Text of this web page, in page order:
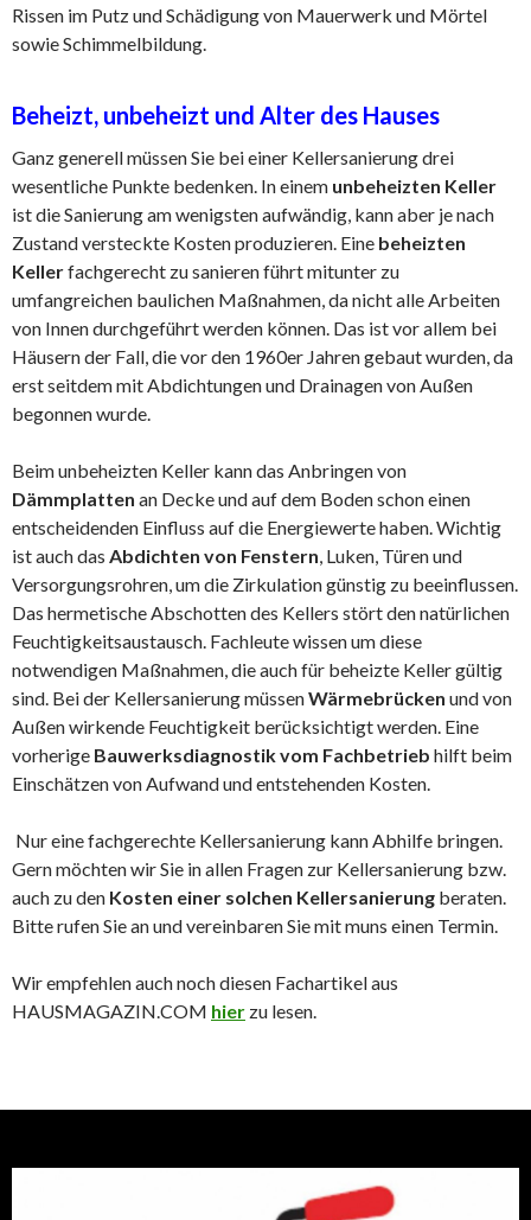
Rissen im Putz und Schädigung von Mauerwerk und Mörtel
sowie Schimmelbildung.
Beheizt, unbeheizt und Alter des Hauses
Ganz generell müssen Sie bei einer Kellersanierung drei
wesentliche Punkte bedenken. In einem unbeheizten Keller
ist die Sanierung am wenigsten aufwändig, kann aber je nach
Zustand versteckte Kosten produzieren. Eine beheizten
Kellerfachgerecht zu sanieren führt mitunter zu
umfangreichen baulichen Maßnahmen, da nicht alle Arbeiten
von Innen durchgeführt werden können. Das ist vor allem bei
Häusern der Fall, die vor den 1960er Jahren gebaut wurden, da
erst seitdem mit Abdichtungen und Drainagen von Außen
begonnen wurde.
Beim unbeheizten Keller kann das Anbringen von
Dämmplatten an Decke und auf dem Boden schon einen
entscheidenden Einfluss auf die Energiewerte haben. Wichtig
ist auch das Abdichten von Fenstern, Luken, Türen und
Versorgungsrohren, um die Zirkulation günstig zu beeinflussen.
Das hermetische Abschotten des Kellers stört den natürlichen
Feuchtigkeitsaustausch. Fachleute wissen um diese
notwendigen Maßnahmen, die auch für beheizte Keller gültig
sind. Bei der Kellersanierung müssenWärmebrücken und von
Außen wirkende Feuchtigkeit berücksichtigt werden. Eine
vorherige Bauwerksdiagnostik vom Fachbetrieb hilft beim
Einschätzen von Aufwand und entstehenden Kosten.
Nur eine fachgerechte Kellersanierung kann Abhilfe bringen.
Gern möchten wir Sie in allen Fragen zur Kellersanierung bzw.
auch zu den Kosten einer solchen Kellersanierung beraten.
Bitte rufen Sie an und vereinbaren Sie mit muns einen Termin.
Wir empfehlen auch noch diesen Fachartikel aus
HAUSMAGAZIN.COM hier zu lesen.